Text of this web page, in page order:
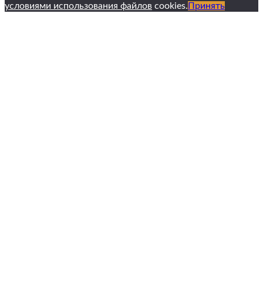
условиями использования файлов cookies. Принять